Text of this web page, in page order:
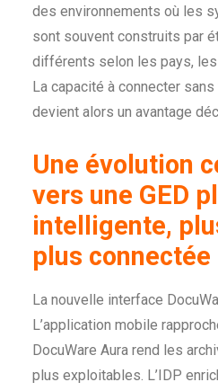
des environnements où les
sont souvent construits par
différents selon les pays,
La capacité à connecter
devient alors un avantage
Une évolution
vers une GED
intelligente,
plus connectée
La nouvelle interface
L’application mobile
DocuWare Aura rend les
plus exploitables. L’IDP